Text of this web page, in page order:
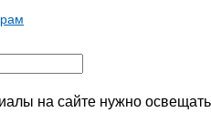
на сайте нужно